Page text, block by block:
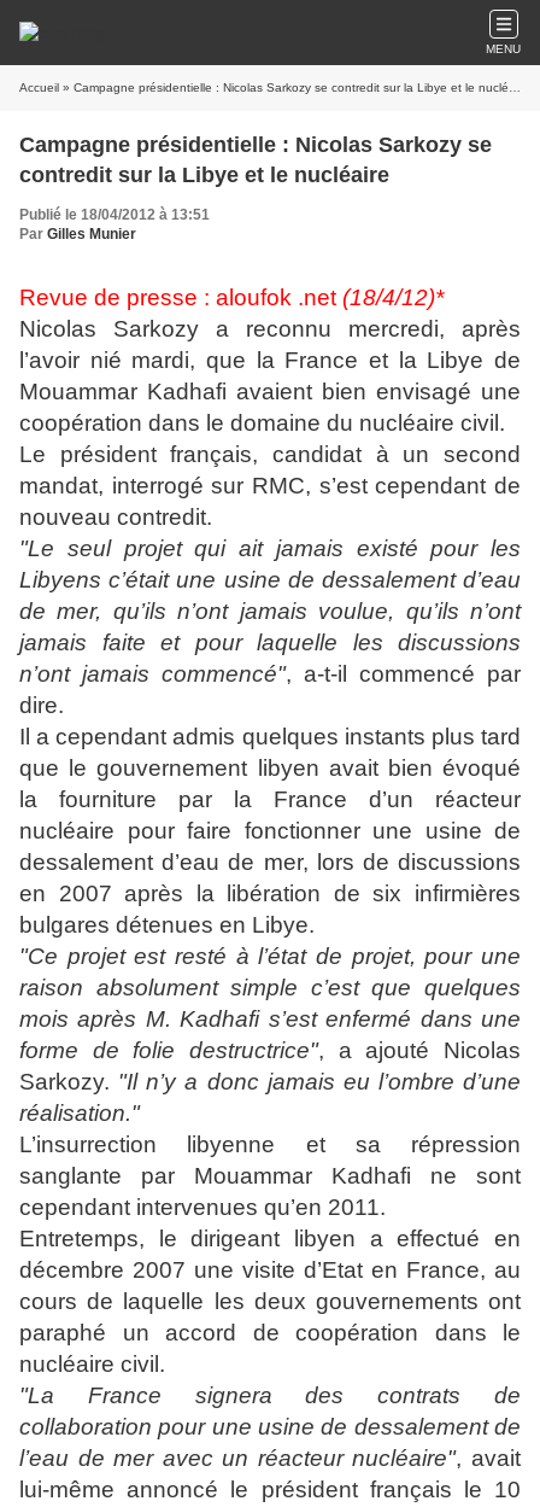
MENU
Accueil » Campagne présidentielle : Nicolas Sarkozy se contredit sur la Libye et le nucléaire
Campagne présidentielle : Nicolas Sarkozy se
contredit sur la Libye et le nucléaire
Publié le 18/04/2012 à 13:51
Par Gilles Munier
Revue de presse : aloufok .net (18/4/12)*
Nicolas Sarkozy a reconnu mercredi, après
l’avoir nié mardi, que la France et la Libye de
Mouammar Kadhafi avaient bien envisagé une
coopération dans le domaine du nucléaire civil.
Le président français, candidat à un second
mandat, interrogé sur RMC, s’est cependant de
nouveau contredit.
"Le seul projet qui ait jamais existé pour les
Libyens c’était une usine de dessalement d’eau
de mer, qu’ils n’ont jamais voulue, qu’ils n’ont
jamais faite et pour laquelle les discussions
n’ont jamais commencé", a-t-il commencé par
dire.
Il a cependant admis quelques instants plus tard
que le gouvernement libyen avait bien évoqué
la fourniture par la France d’un réacteur
nucléaire pour faire fonctionner une usine de
dessalement d’eau de mer, lors de discussions
en 2007 après la libération de six infirmières
bulgares détenues en Libye.
"Ce projet est resté à l’état de projet, pour une
raison absolument simple c’est que quelques
mois après M. Kadhafi s’est enfermé dans une
forme de folie destructrice", a ajouté Nicolas
Sarkozy. "Il n’y a donc jamais eu l’ombre d’une
réalisation."
L’insurrection libyenne et sa répression
sanglante par Mouammar Kadhafi ne sont
cependant intervenues qu’en 2011.
Entretemps, le dirigeant libyen a effectué en
décembre 2007 une visite d’Etat en France, au
cours de laquelle les deux gouvernements ont
paraphé un accord de coopération dans le
nucléaire civil.
"La France signera des contrats de
collaboration pour une usine de dessalement de
l’eau de mer avec un réacteur nucléaire", avait
lui-même annoncé le président français le 10